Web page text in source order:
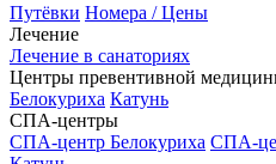
Путёвки Номера / Цены
Лечение
Лечение в санаториях
Центры превентивной
Белокуриха Катунь
СПА-центры
СПА-центр Белокуриха СПА-